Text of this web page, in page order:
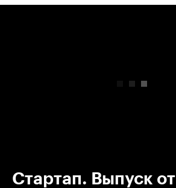
Стартап. Выпуск от